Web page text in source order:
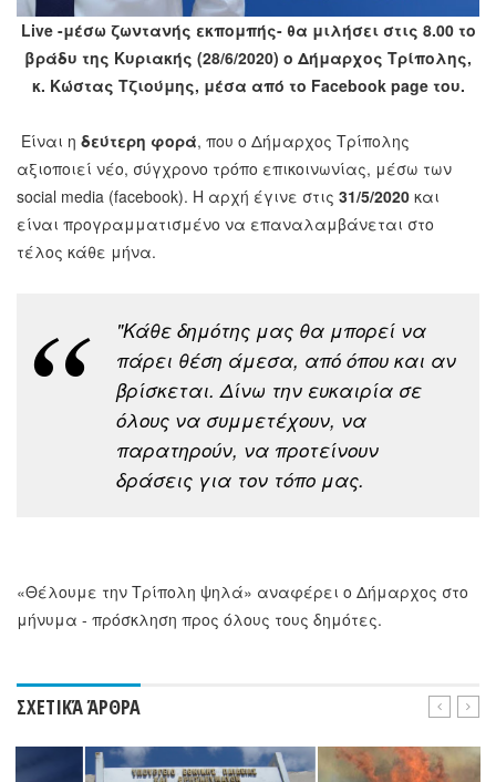
Live -μέσω ζωντανής εκπομπής- θα μιλήσει στις 8.00 το
βράδυ της Κυριακής (28/6/2020) ο Δήμαρχος Τρίπολης,
κ. Κώστας Τζιούμης, μέσα από το Facebook page του.
Είναι η δεύτερη φορά, που ο Δήμαρχος Τρίπολης
αξιοποιεί νέο, σύγχρονο τρόπο επικοινωνίας, μέσω των
social media (facebook). Η αρχή έγινε στις 31/5/2020 και
είναι προγραμματισμένο να επαναλαμβάνεται στο
τέλος κάθε μήνα.
"Κάθε δημότης μας θα μπορεί να
πάρει θέση άμεσα, από όπου και αν
βρίσκεται. Δίνω την ευκαιρία σε
όλους να συμμετέχουν, να
παρατηρούν, να προτείνουν
δράσεις για τον τόπο μας.
«Θέλουμε την Τρίπολη ψηλά» αναφέρει ο Δήμαρχος στο
μήνυμα - πρόσκληση προς όλους τους δημότες.
ΣΧΕΤΙΚΆ ΆΡΘΡΑ